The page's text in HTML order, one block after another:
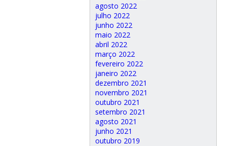
agosto 2022
julho 2022
junho 2022
maio 2022
abril 2022
março 2022
fevereiro 2022
janeiro 2022
dezembro 2021
novembro 2021
outubro 2021
setembro 2021
agosto 2021
junho 2021
outubro 2019